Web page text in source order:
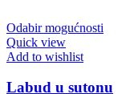
Odabir mogućnosti
Quick view
Add to wishlist
Labud u sutonu